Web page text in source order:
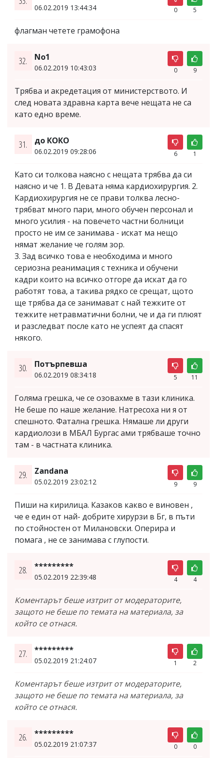
06.02.2019 13:44:34 0 5
флагман четете грамофона
32. No1
06.02.2019 10:43:03 0 9
Трябва и акредетация от министерството. И
след новата здравна карта вече нещата не са
като едно време.
31. до КОКО
06.02.2019 09:28:06 6 1
Като си толкова наясно с нещата трябва да си
наясно и че 1. В Девата няма кардиохирургия. 2.
Кардиохирургия не се прави толква лесно-
трябват много пари, много обучен персонал и
много усилия - на повечето частни болници
просто не им се занимава - искат ма нещо
нямат желание че голям зор.
3. Зад всичко това е необходима и много
сериозна реанимация с техника и обучени
кадри които на всичко отгоре да искат да го
работят това, а такива рядко се срещат, щото
ще трябва да се занимават с най тежките от
тежките нетравматични болни, че и да ги плюят
и разследват после като не успеят да спасят
някого.
30. Потърпевша
06.02.2019 08:34:18 5 11
Голяма грешка, че се озовахме в тази клиника.
Не беше по наше желание. Натресоха ни я от
спешното. Фатална грешка. Нямаше ли други
кардиолози в МБАЛ Бургас ами трябваше точно
там - в частната клиника.
29. Zandana
05.02.2019 23:02:12 9 9
Пиши на кирилица. Казаков какво е виновен ,
че е един от най- добрите хирурзи в Бг, в пъти
по стойностен от Милановски. Оперира и
помага , не се занимава с глупости.
28. *********
05.02.2019 22:39:48 4 4
Коментарът беше изтрит от модераторите,
защото не беше по темата на материала, за
който се отнася.
27. *********
05.02.2019 21:24:07 1 2
Коментарът беше изтрит от модераторите,
защото не беше по темата на материала, за
който се отнася.
26. *********
05.02.2019 21:07:37 0 0